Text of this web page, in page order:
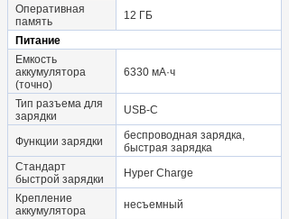
Оперативная
память
12 ГБ
Питание
Емкость
аккумулятора
(точно)
6330 мА·ч
Тип разъема для
зарядки
USB-C
Функции зарядки
беспроводная зарядка,
быстрая зарядка
Стандарт
быстрой зарядки
Hyper Charge
Крепление
аккумулятора
несъемный